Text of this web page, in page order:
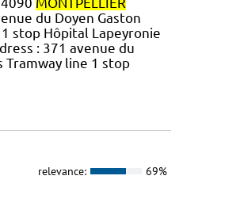
MONTPELLIER
du Doyen Gaston
stop Hôpital Lapeyronie
: 371 avenue du
Tramway line 1 stop
relevance: 69%